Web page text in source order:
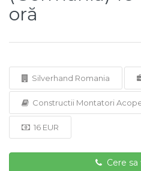
oră
Silverhand Romania
Constructii Montatori
16 EUR
Cere